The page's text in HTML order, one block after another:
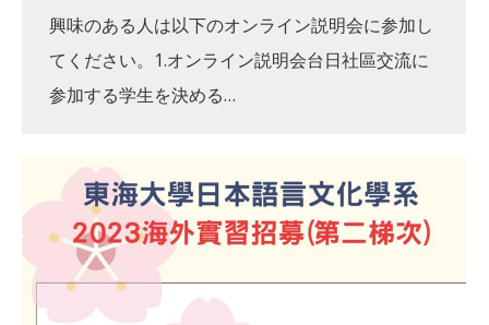
興味のある人は以下のオンライン説明会に参加し
てください。1.オンライン説明会台日社區交流に
参加する学生を決める…